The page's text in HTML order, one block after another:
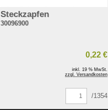
Steckzapfen
30096900
0,22 €
inkl. 19 % MwSt.
zzgl. Versandkosten
/1354